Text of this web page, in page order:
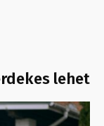
lehet